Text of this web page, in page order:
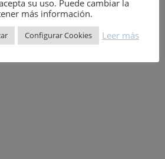
carreteras y ferrocarriles.-
su uso. Puede cambiar la
más información.
Configurar Cookies Leer más